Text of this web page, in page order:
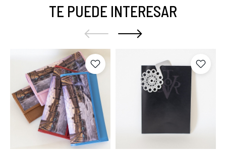
TE PUEDE INTERESAR